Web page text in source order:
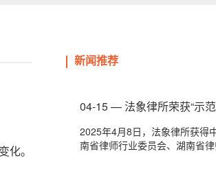
。
新闻推荐
04-15 — 法象律所荣获“示
2025年4月8日，法象律所获得
南省律师行业委员会、湖南省